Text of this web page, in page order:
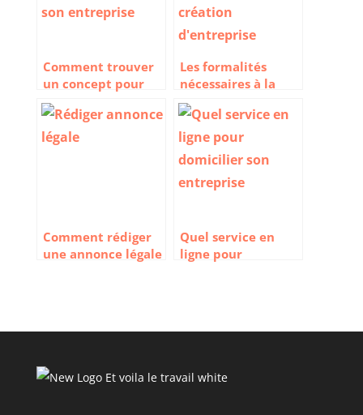
Comment trouver
un concept pour
créer son
entreprise ?
Les formalités
nécessaires à la
création
d’entreprise
Comment rédiger
une annonce légale
Quel service en
ligne pour